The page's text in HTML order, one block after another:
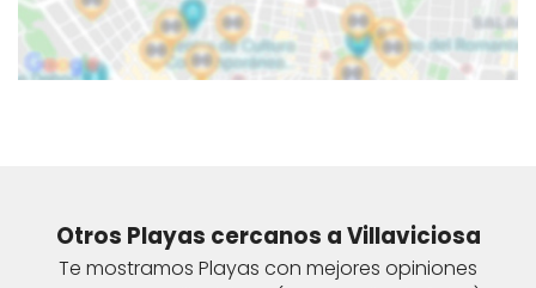
Otros Playas cercanos a Villaviciosa
Te mostramos Playas con mejores opiniones